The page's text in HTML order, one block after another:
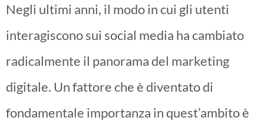
Negli ultimi anni, il modo in cui gli utenti
interagiscono sui social media ha cambiato
radicalmente il panorama del marketing
digitale. Un fattore che è diventato di
fondamentale importanza in quest’ambito è